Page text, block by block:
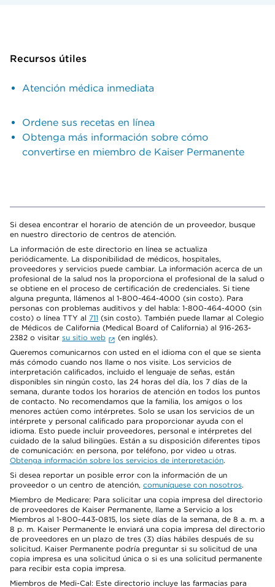
Recursos útiles
Atención médica inmediata
Ordene sus recetas en línea
Obtenga más información sobre cómo
convertirse en miembro de Kaiser Permanente
Si desea encontrar el horario de atención de un proveedor, busque
en nuestro directorio de centros de atención.
La información de este directorio en línea se actualiza
periódicamente. La disponibilidad de médicos, hospitales,
proveedores y servicios puede cambiar. La información acerca de un
profesional de la salud nos la proporciona el profesional de la salud o
se obtiene en el proceso de certificación de credenciales. Si tiene
alguna pregunta, llámenos al 1-800-464-4000 (sin costo). Para
personas con problemas auditivos y del habla: 1-800-464-4000 (sin
costo) o línea TTY al 711 (sin costo). También puede llamar al Colegio
de Médicos de California (Medical Board of California) al 916-263-
2382 o visitar su sitio web
(en inglés).
Queremos comunicarnos con usted en el idioma con el que se sienta
más cómodo cuando nos llame o nos visite. Los servicios de
interpretación calificados, incluido el lenguaje de señas, están
disponibles sin ningún costo, las 24 horas del día, los 7 días de la
semana, durante todos los horarios de atención en todos los puntos
de contacto. No recomendamos que la familia, los amigos o los
menores actúen como intérpretes. Solo se usan los servicios de un
intérprete y personal calificado para proporcionar ayuda con el
idioma. Esto puede incluir proveedores, personal e intérpretes del
cuidado de la salud bilingües. Están a su disposición diferentes tipos
de comunicación: en persona, por teléfono, por video u otras.
Obtenga información sobre los servicios de interpretación.
Si desea reportar un posible error con la información de un
proveedor o un centro de atención, comuníquese con nosotros.
Miembro de Medicare: Para solicitar una copia impresa del directorio
de proveedores de Kaiser Permanente, llame a Servicio a los
Miembros al 1-800-443-0815, los siete días de la semana, de 8 a. m. a
8 p. m. Kaiser Permanente le enviará una copia impresa del directorio
de proveedores en un plazo de tres (3) días hábiles después de su
solicitud. Kaiser Permanente podría preguntar si su solicitud de una
copia impresa es una solicitud única o si es una solicitud permanente
para recibir esta copia impresa.
Miembros de Medi-Cal: Este directorio incluye las farmacias para